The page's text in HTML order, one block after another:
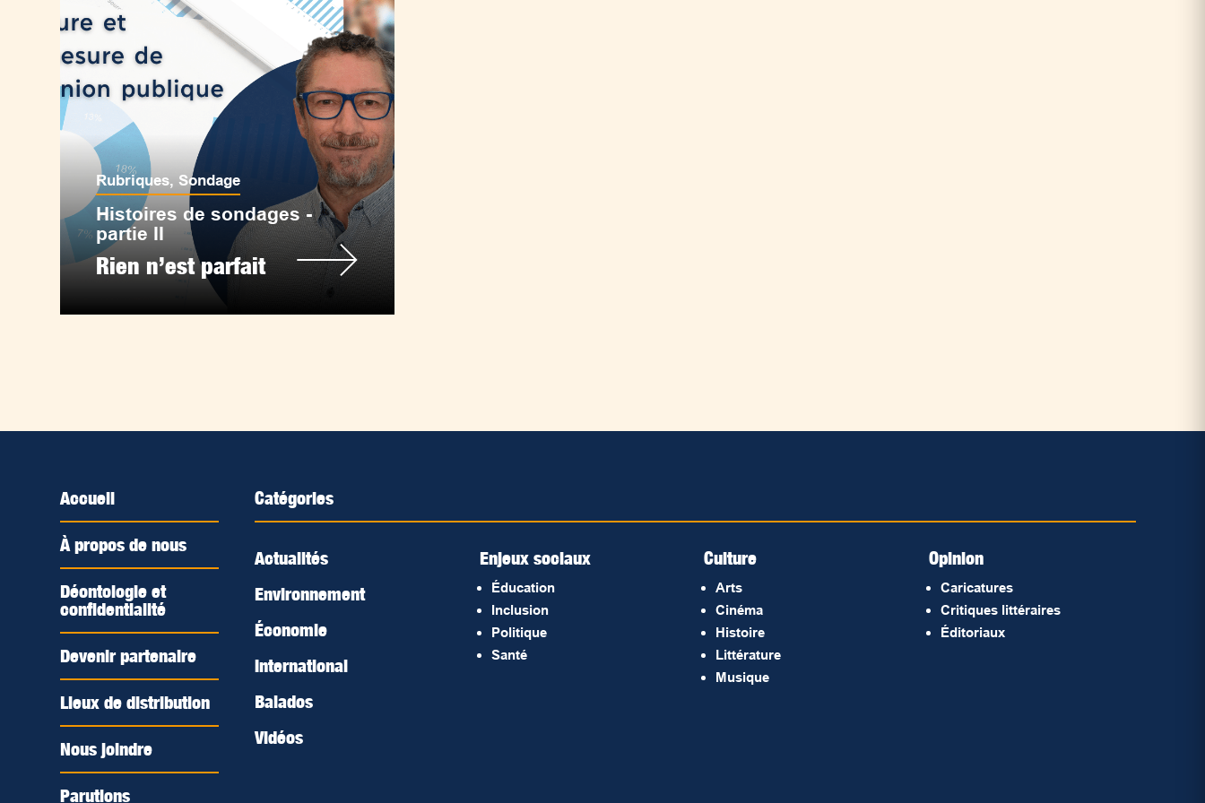
Rubriques, Sondage
Histoires de sondages -
partie II
Rien n’est parfait
Accueil
À propos de nous
Déontologie et
confidentialité
Devenir partenaire
Lieux de distribution
Nous joindre
Parutions
Catégories
Actualités
Environnement
Économie
International
Balados
Vidéos
Enjeux sociaux
Éducation
Inclusion
Politique
Santé
Culture
Arts
Cinéma
Histoire
Littérature
Musique
Opinion
Caricatures
Critiques littéraires
Éditoriaux